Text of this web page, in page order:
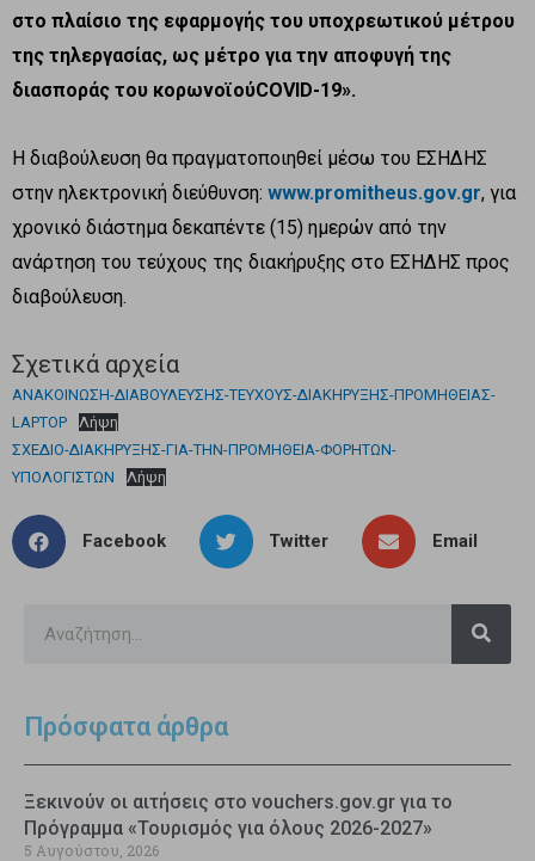
στο πλαίσιο της εφαρμογής του υποχρεωτικού μέτρου
της τηλεργασίας, ως μέτρο για την αποφυγή της
διασποράς του κορωνοϊούCOVID-19».
Η διαβούλευση θα πραγματοποιηθεί μέσω του ΕΣΗΔΗΣ
στην ηλεκτρονική διεύθυνση: www.promitheus.gov.gr, για
χρονικό διάστημα δεκαπέντε (15) ημερών από την
ανάρτηση του τεύχους της διακήρυξης στο ΕΣΗΔΗΣ προς
διαβούλευση.
Σχετικά αρχεία
ΑΝΑΚΟΙΝΩΣΗ-ΔΙΑΒΟΥΛΕΥΣΗΣ-ΤΕΥΧΟΥΣ-ΔΙΑΚΗΡΥΞΗΣ-ΠΡΟΜΗΘΕΙΑΣ-
LAPTOP
Λήψη
ΣΧΕΔΙΟ-ΔΙΑΚΗΡΥΞΗΣ-ΓΙΑ-ΤΗΝ-ΠΡΟΜΗΘΕΙΑ-ΦΟΡΗΤΩΝ-
ΥΠΟΛΟΓΙΣΤΩΝ
Λήψη
Facebook Twitter Email
Πρόσφατα άρθρα
Ξεκινούν οι αιτήσεις στο vouchers.gov.gr για το
Πρόγραμμα «Τουρισμός για όλους 2026-2027»
5 Αυγούστου, 2026